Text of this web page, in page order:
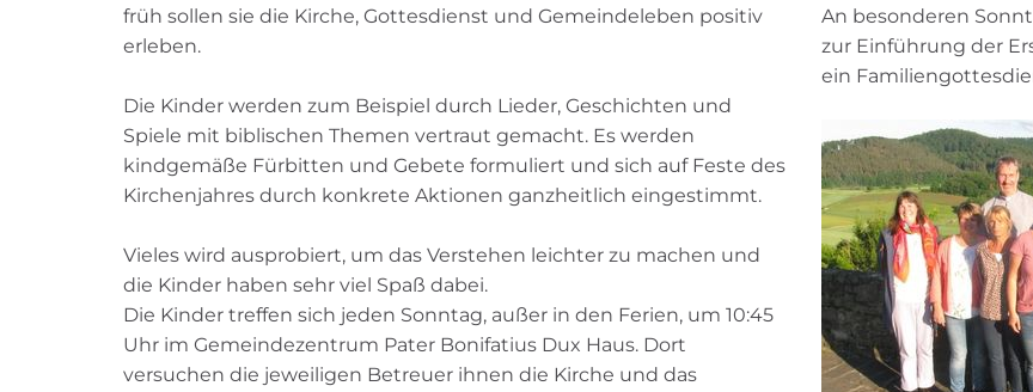
früh sollen sie die Kirche, Gottesdienst und Gemeindeleben positiv
erleben.
Die Kinder werden zum Beispiel durch Lieder, Geschichten und
Spiele mit biblischen Themen vertraut gemacht. Es werden
kindgemäße Fürbitten und Gebete formuliert und sich auf Feste des
Kirchenjahres durch konkrete Aktionen ganzheitlich eingestimmt.
Vieles wird ausprobiert, um das Verstehen leichter zu machen und
die Kinder haben sehr viel Spaß dabei.
Die Kinder treffen sich jeden Sonntag, außer in den Ferien, um 10:45
Uhr im Gemeindezentrum Pater Bonifatius Dux Haus. Dort
versuchen die jeweiligen Betreuer ihnen die Kirche und das
An besonderen
zur Einführung der
ein